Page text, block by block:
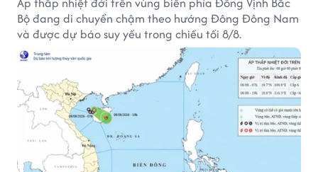
Bộ đang di chuyển chậm theo hướng Đông Đông Nam
và được dự báo suy yếu trong chiều tối 8/8.